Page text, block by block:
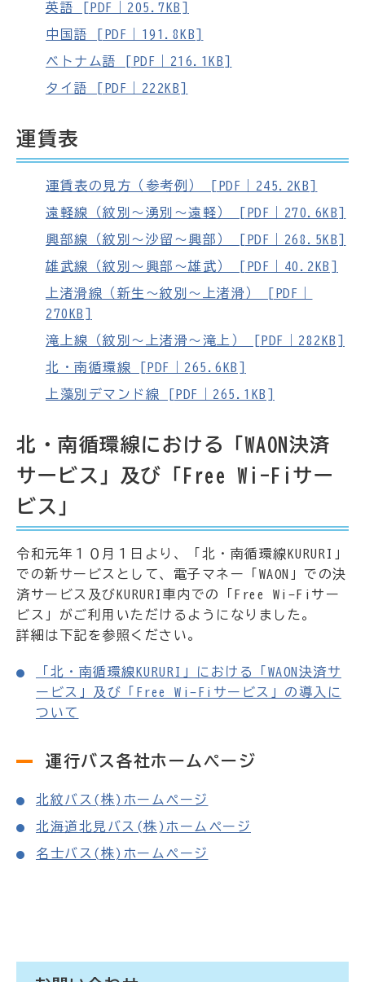
英語 [PDF｜205.7KB]
中国語 [PDF｜191.8KB]
ベトナム語 [PDF｜216.1KB]
タイ語 [PDF｜222KB]
運賃表
運賃表の見方（参考例） [PDF｜245.2KB]
遠軽線（紋別～湧別～遠軽） [PDF｜270.6KB]
興部線（紋別～沙留～興部） [PDF｜268.5KB]
雄武線（紋別～興部～雄武） [PDF｜40.2KB]
上渚滑線（新生～紋別～上渚滑） [PDF｜
270KB]
滝上線（紋別～上渚滑～滝上） [PDF｜282KB]
北・南循環線 [PDF｜265.6KB]
上藻別デマンド線 [PDF｜265.1KB]
北・南循環線における「WAON決済
サービス」及び「Free Wi-Fiサー
ビス」
令和元年１０月１日より、「北・南循環線KURURI」
での新サービスとして、電子マネー「WAON」での決
済サービス及びKURURI車内での「Free Wi-Fiサー
ビス」がご利用いただけるようになりました。
詳細は下記を参照ください。
「北・南循環線KURURI」における「WAON決済サ
ービス」及び「Free Wi-Fiサービス」の導入に
ついて
運行バス各社ホームページ
北紋バス(株)ホームページ
北海道北見バス(株)ホームページ
名士バス(株)ホームページ